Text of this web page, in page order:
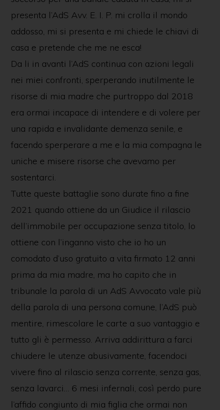
presenta l’AdS Avv. E. I. P. mi crolla il mondo
addosso, mi si presenta e mi chiede le chiavi di
casa e pretende che me ne esca!
Da li in avanti l’AdS continua con azioni legali
nei miei confronti, sperperando inutilmente le
risorse di mia madre che purtroppo dal 2018
era ormai incapace di intendere e di volere per
una rapida e invalidante demenza senile, e
facendo sperperare a me e la mia compagna le
uniche e misere risorse che avevamo per
sostentarci.
Tutte queste battaglie sono durate fino a fine
2021 quando ottiene da un Giudice il rilascio
dell’immobile per occupazione senza titolo, lo
ottiene con l’inganno visto che io ho un
comodato d’uso gratuito a vita firmato 12 anni
prima da mia madre, ma ho capito che in
tribunale la parola di un AdS Avvocato vale più
della parola di una persona comune, l’AdS può
mentire, rimescolare le carte a suo vantaggio e
tutto gli è permesso. Arriva addirittura a farci
chiudere le utenze abusivamente, facendoci
vivere fino al rilascio senza corrente, senza gas,
senza lavarci… 6 mesi infernali, così perdo pure
l’affido congiunto di mia figlia che ormai non